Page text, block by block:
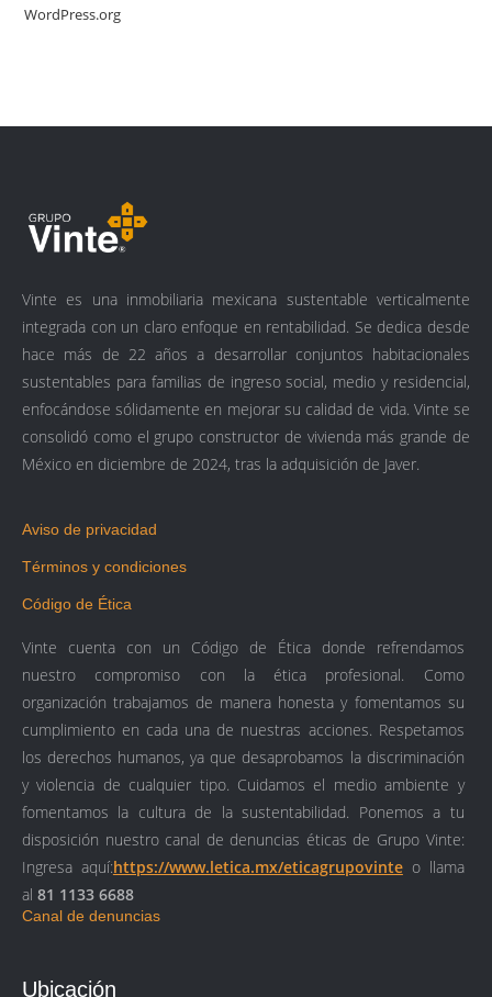
WordPress.org
Vinte es una inmobiliaria mexicana sustentable verticalmente
integrada con un claro enfoque en rentabilidad. Se dedica desde
hace más de 22 años a desarrollar conjuntos habitacionales
sustentables para familias de ingreso social, medio y residencial,
enfocándose sólidamente en mejorar su calidad de vida. Vinte se
consolidó como el grupo constructor de vivienda más grande de
México en diciembre de 2024, tras la adquisición de Javer.
Aviso de privacidad
Términos y condiciones
Código de Ética
Vinte cuenta con un Código de Ética donde refrendamos
nuestro compromiso con la ética profesional. Como
organización trabajamos de manera honesta y fomentamos su
cumplimiento en cada una de nuestras acciones. Respetamos
los derechos humanos, ya que desaprobamos la discriminación
y violencia de cualquier tipo. Cuidamos el medio ambiente y
fomentamos la cultura de la sustentabilidad. Ponemos a tu
disposición nuestro canal de denuncias éticas de Grupo Vinte:
Ingresa aquí:https://www.letica.mx/eticagrupovinteo llama
al 81 1133 6688
Canal de denuncias
Ubicación